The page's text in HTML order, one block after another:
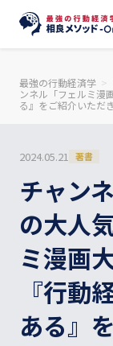
最強の行動経済学
ンネル「フェルミ漫
る』をご紹介いただ
2024.05.21 著書
チャン
の大人
ミ漫画
『行動
ある』